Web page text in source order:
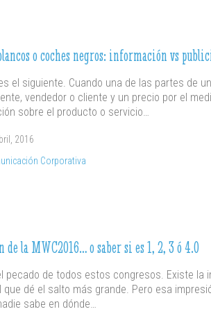
o coches negros: información vs
el siguiente. Cuando una de las partes de
vendedor o cliente y un precio por el
sobre el producto o servicio…
2016
Corporativa
de la MWC2016… o saber si es 1, 2, 3 ó 4.0
pecado de todos estos congresos. Existe la
que dé el salto más grande. Pero esa
sabe en dónde…